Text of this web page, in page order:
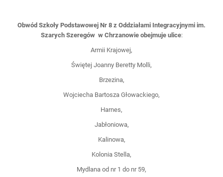
Obwód Szkoły Podstawowej Nr 8 z Oddziałami Integracyjnymi im.
Szarych Szeregów w Chrzanowie obejmuje ulice:
Armii Krajowej,
Świętej Joanny Beretty Molli,
Brzezina,
Wojciecha Bartosza Głowackiego,
Harnes,
Jabłoniowa,
Kalinowa,
Kolonia Stella,
Mydlana od nr 1 do nr 59,